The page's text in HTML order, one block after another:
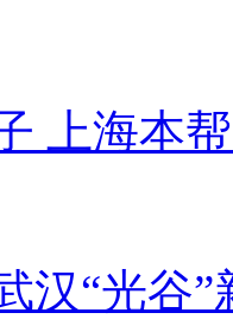
上海本
汉“光谷”